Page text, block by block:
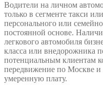
Водители на личном
только в сегменте такси
персонального или
постоянной основе.
легкового автомобиля
класса или внедорожника
потенциальным клиентам
передвижение по Москве и
умеренную плату.